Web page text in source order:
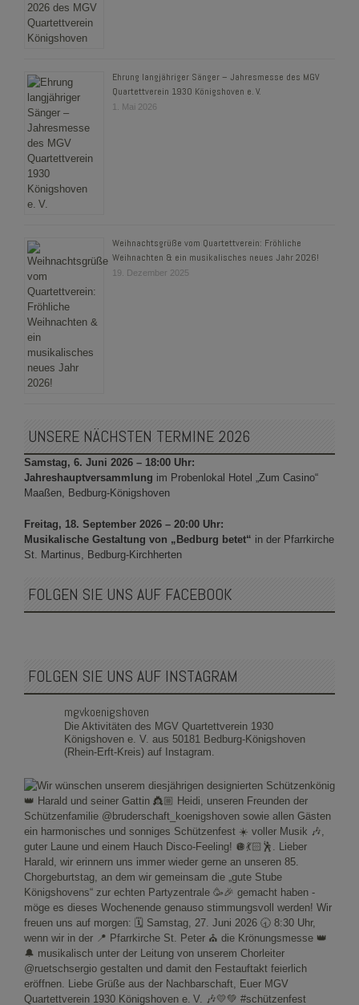
Ehrung langjähriger Sänger – Jahresmesse des MGV
Quartettverein 1930 Königshoven e. V.
1. Mai 2026
Weihnachtsgrüße vom Quartettverein: Fröhliche
Weihnachten & ein musikalisches neues Jahr 2026!
19. Dezember 2025
UNSERE NÄCHSTEN TERMINE 2026
Samstag, 6. Juni 2026 – 18:00 Uhr:
Jahreshauptversammlung im Probenlokal Hotel „Zum Casino“
Maaßen, Bedburg-Königshoven
Freitag, 18. September 2026 – 20:00 Uhr:
Musikalische Gestaltung von „Bedburg betet“ in der Pfarrkirche
St. Martinus, Bedburg-Kirchherten
FOLGEN SIE UNS AUF FACEBOOK
FOLGEN SIE UNS AUF INSTAGRAM
mgvkoenigshoven
Die Aktivitäten des MGV Quartettverein 1930
Königshoven e. V. aus 50181 Bedburg-Königshoven
(Rhein-Erft-Kreis) auf Instagram.